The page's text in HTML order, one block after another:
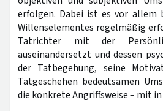
erfolgen. Dabei ist es vor allem
Willenselementes regelmäßig
Tatrichter mit der
auseinandersetzt und dessen
der Tatbegehung, seine
Tatgeschehen bedeutsamen
die konkrete Angriffsweise – mit